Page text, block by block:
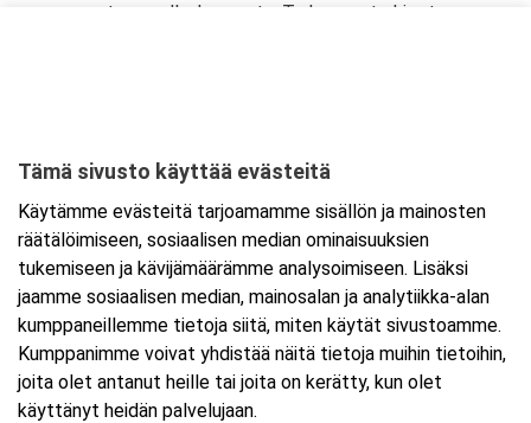
sen omasta sovelluskaupasta. Tarkemmat ohjeet
Ajankohta
Alkaa:4.11.2025 08:30
Päättyy:4.11.2025 11:45
Lisää tapahtuma kalenteriisi
Tämä sivusto käyttää evästeitä
Käytämme evästeitä tarjoamamme sisällön ja mainosten
räätälöimiseen, sosiaalisen median ominaisuuksien
tukemiseen ja kävijämäärämme analysoimiseen. Lisäksi
jaamme sosiaalisen median, mainosalan ja analytiikka-alan
kumppaneillemme tietoja siitä, miten käytät sivustoamme.
Kumppanimme voivat yhdistää näitä tietoja muihin tietoihin,
joita olet antanut heille tai joita on kerätty, kun olet
käyttänyt heidän palvelujaan.